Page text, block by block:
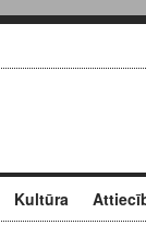
Kultūra